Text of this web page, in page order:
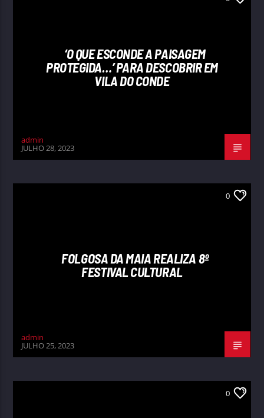
‘O QUE ESCONDE A PAISAGEM
PROTEGIDA…’ PARA DESCOBRIR EM
VILA DO CONDE
admin
JULHO 28, 2023
0
FOLGOSA DA MAIA REALIZA 8º
FESTIVAL CULTURAL
admin
JULHO 25, 2023
0